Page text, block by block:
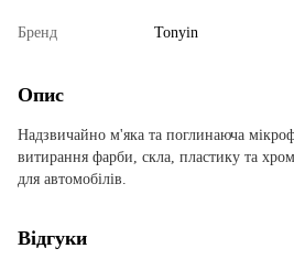
Бренд Tonyin
Опис
Надзвичайно м'яка та поглинаюча
витирання фарби, скла, пластику та
для автомобілів.
Відгуки